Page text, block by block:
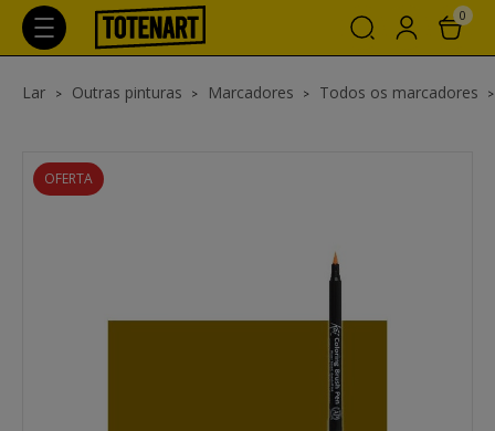
0
Lar Outras pinturas Marcadores Todos os marcadores
OFERTA